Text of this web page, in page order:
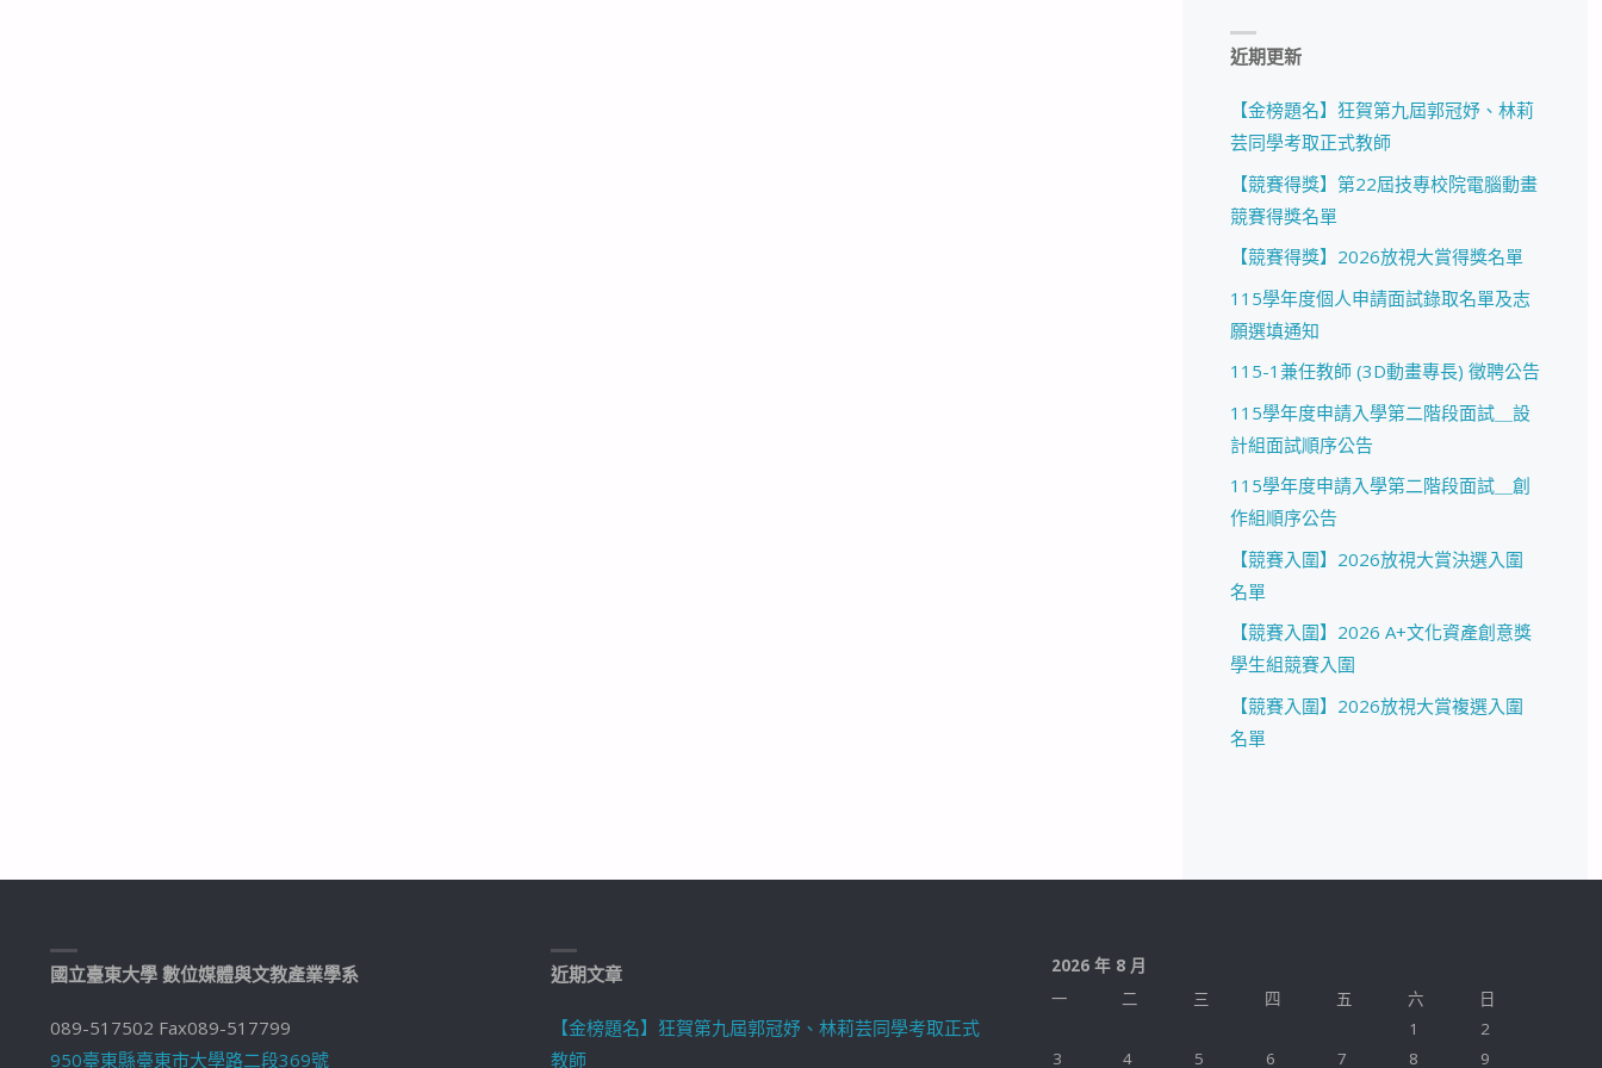
近期更新
【金榜題名】狂賀第九屆郭冠妤、林莉
芸同學考取正式教師
【競賽得獎】第22屆技專校院電腦動畫
競賽得獎名單
【競賽得獎】2026放視大賞得獎名單
115學年度個人申請面試錄取名單及志
願選填通知
115-1兼任教師 (3D動畫專長) 徵聘公告
115學年度申請入學第二階段面試＿設
計組面試順序公告
115學年度申請入學第二階段面試＿創
作組順序公告
【競賽入圍】2026放視大賞決選入圍
名單
【競賽入圍】2026 A+文化資產創意獎
學生組競賽入圍
【競賽入圍】2026放視大賞複選入圍
名單
國立臺東大學 數位媒體與文教產業學系
089-517502 Fax089-517799
950臺東縣臺東市大學路二段369號
近期文章
【金榜題名】狂賀第九屆郭冠妤、林莉芸同學考取正式
教師
2026 年 8 月
一
二 三 四 五 六
日
1
2
3
4 5 6 7 8 9